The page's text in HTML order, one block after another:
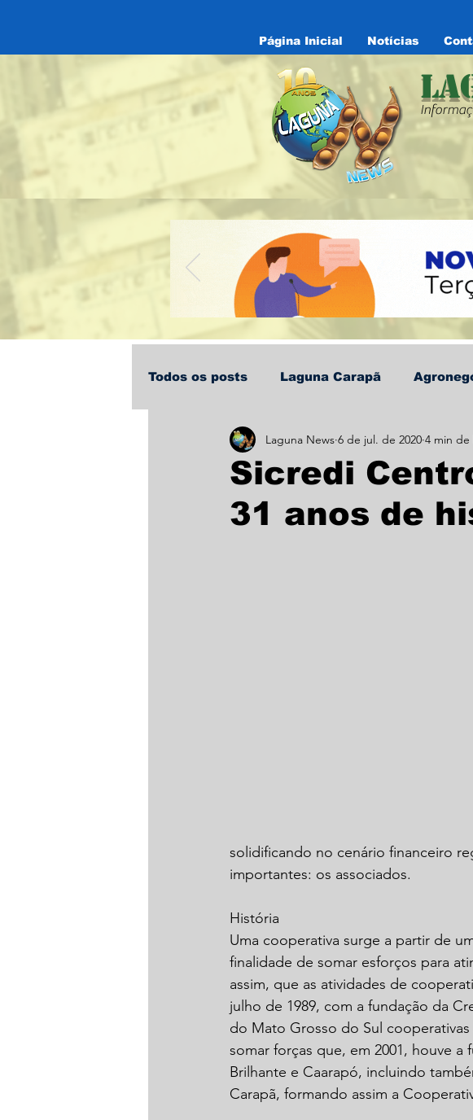
Página Inicial Notícias
Todos os posts Laguna Carapã
Policial Política Saúde
Sicredi
31 anos de
Laguna News 6 de jul. de 2020 4 min de
solidificando no cenário financeiro
importantes: os associados.
História
Uma cooperativa surge a partir de
finalidade de somar esforços para
assim, que as atividades de
julho de 1989, com a fundação da
do Mato Grosso do Sul
somar forças que, em 2001, houve
Brilhante e Caarapó, incluindo
Carapã, formando assim a